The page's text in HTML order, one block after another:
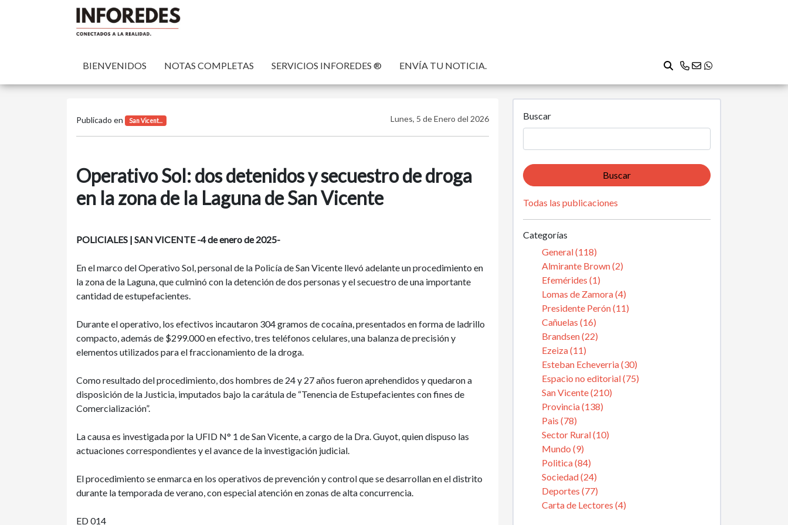
BIENVENIDOS NOTAS COMPLETAS SERVICIOS INFOREDES ® ENVÍA TU NOTICIA.
Publicado en San Vicent... Lunes, 5 de Enero del 2026
Operativo Sol: dos detenidos y secuestro de droga
en la zona de la Laguna de San Vicente
POLICIALES | SAN VICENTE -4 de enero de 2025-
En el marco del Operativo Sol, personal de la Policía de San Vicente llevó adelante un procedimiento en
la zona de la Laguna, que culminó con la detención de dos personas y el secuestro de una importante
cantidad de estupefacientes.
Durante el operativo, los efectivos incautaron 304 gramos de cocaína, presentados en forma de ladrillo
compacto, además de $299.000 en efectivo, tres teléfonos celulares, una balanza de precisión y
elementos utilizados para el fraccionamiento de la droga.
Como resultado del procedimiento, dos hombres de 24 y 27 años fueron aprehendidos y quedaron a
disposición de la Justicia, imputados bajo la carátula de “Tenencia de Estupefacientes con fines de
Comercialización”.
La causa es investigada por la UFID N° 1 de San Vicente, a cargo de la Dra. Guyot, quien dispuso las
actuaciones correspondientes y el avance de la investigación judicial.
El procedimiento se enmarca en los operativos de prevención y control que se desarrollan en el distrito
durante la temporada de verano, con especial atención en zonas de alta concurrencia.
ED 014
Buscar
Buscar
Todas las publicaciones
Categorías
General (118)
Almirante Brown (2)
Efemérides (1)
Lomas de Zamora (4)
Presidente Perón (11)
Cañuelas (16)
Brandsen (22)
Ezeiza (11)
Esteban Echeverria (30)
Espacio no editorial (75)
San Vicente (210)
Provincia (138)
Pais (78)
Sector Rural (10)
Mundo (9)
Politica (84)
Sociedad (24)
Deportes (77)
Carta de Lectores (4)